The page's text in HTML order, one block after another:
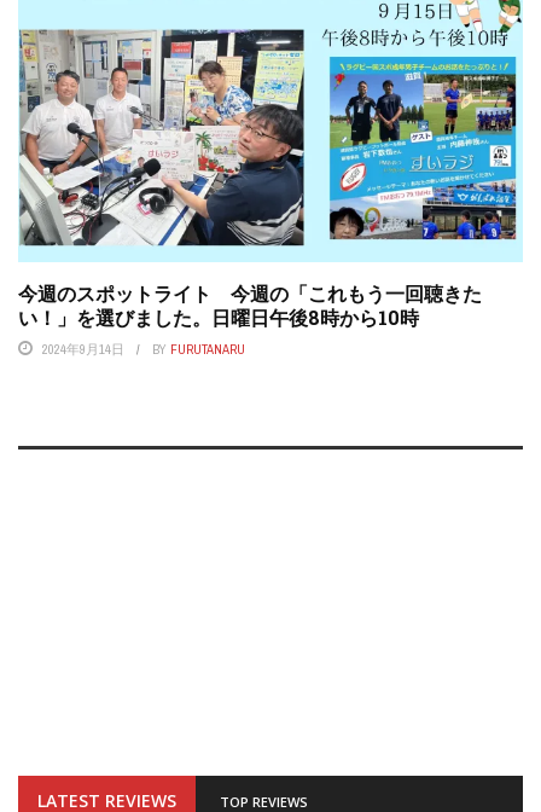
今週のスポットライト 今週の「これもう一回聴きた
い！」を選びました。日曜日午後8時から10時
2024年9月14日 BY FURUTANARU
LATEST REVIEWS TOP REVIEWS